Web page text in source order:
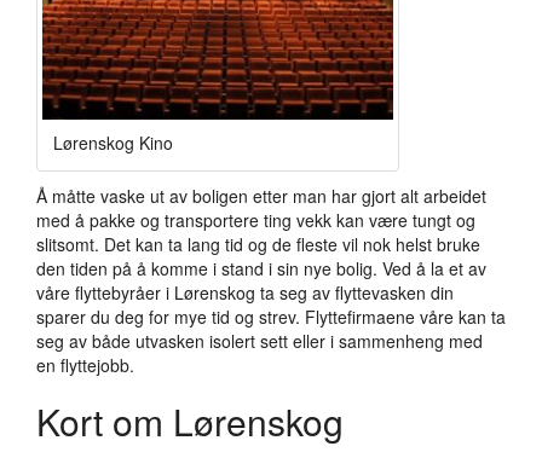
Lørenskog Kino
Å måtte vaske ut av boligen etter man har gjort alt arbeidet
med å pakke og transportere ting vekk kan være tungt og
slitsomt. Det kan ta lang tid og de fleste vil nok helst bruke
den tiden på å komme i stand i sin nye bolig. Ved å la et av
våre flyttebyråer i Lørenskog ta seg av flyttevasken din
sparer du deg for mye tid og strev. Flyttefirmaene våre kan ta
seg av både utvasken isolert sett eller i sammenheng med
en flyttejobb.
Kort om Lørenskog